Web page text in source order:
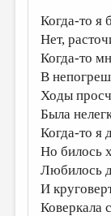
НОВОСТИ
ПРАВИЛА
ОТДЕЛЫ И РУБРИКИ
ИЗБРАННОЕ
ДАЙДЖЕСТ
ПЕРЕВОДЫ
Когда-то я
Нет,
Когда-то
В
Ходы
Была
Когда-то я
Но билось
Любилось
И
Коверкала